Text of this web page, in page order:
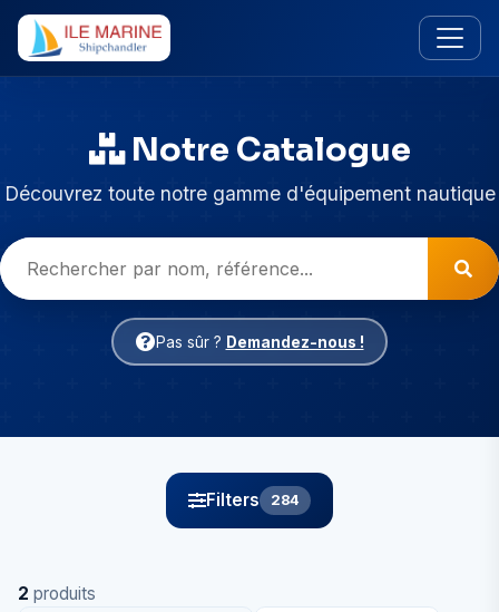
Notre Catalogue
Découvrez toute notre gamme d'équipement nautique
Pas sûr ? Demandez-nous !
Filters 284
2 produits